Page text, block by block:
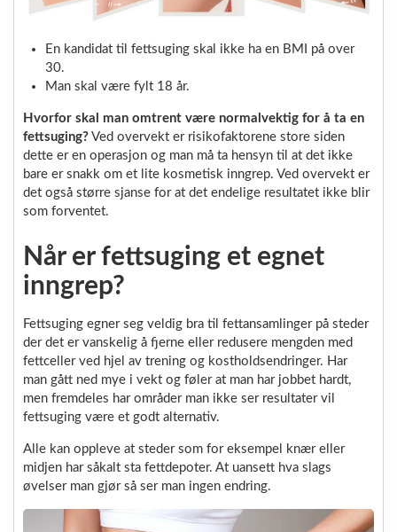
En kandidat til fettsuging skal ikke ha en BMI på over
30.
Man skal være fylt 18 år.
Hvorfor skal man omtrent være normalvektig for å ta en
fettsuging? Ved overvekt er risikofaktorene store siden
dette er en operasjon og man må ta hensyn til at det ikke
bare er snakk om et lite kosmetisk inngrep. Ved overvekt er
det også større sjanse for at det endelige resultatet ikke blir
som forventet.
Når er fettsuging et egnet
inngrep?
Fettsuging egner seg veldig bra til fettansamlinger på steder
der det er vanskelig å fjerne eller redusere mengden med
fettceller ved hjel av trening og kostholdsendringer. Har
man gått ned mye i vekt og føler at man har jobbet hardt,
men fremdeles har områder man ikke ser resultater vil
fettsuging være et godt alternativ.
Alle kan oppleve at steder som for eksempel knær eller
midjen har såkalt sta fettdepoter. At uansett hva slags
øvelser man gjør så ser man ingen endring.